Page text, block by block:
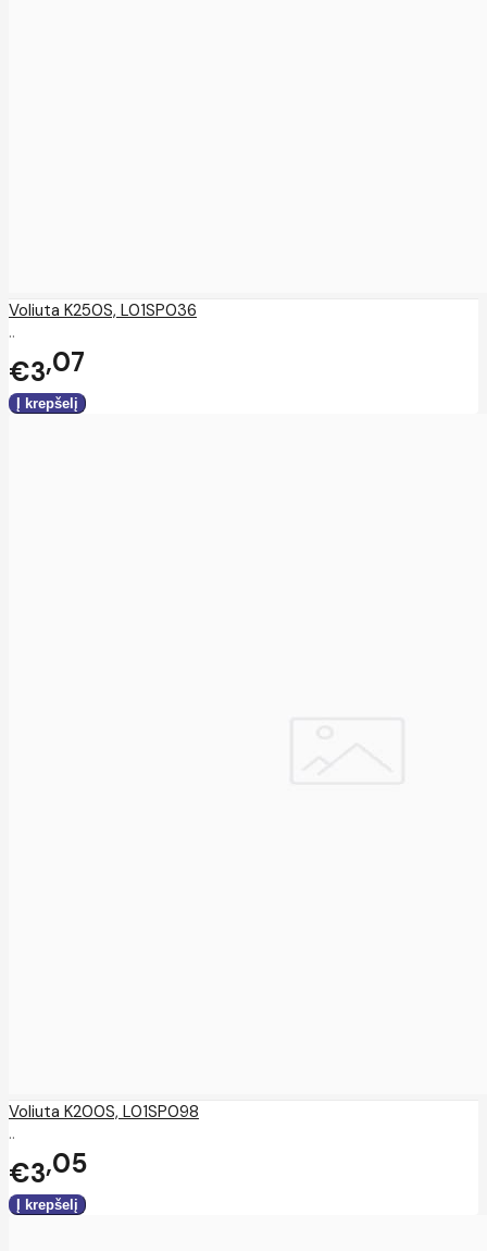
Voliuta K250S, L01SP036
..
€3 07
Voliuta K200S, L01SP098
..
€3 05